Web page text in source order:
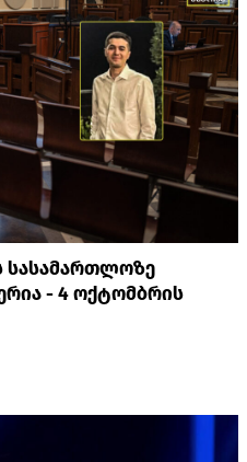
სასამართლოზე
- 4 ოქტომბრის